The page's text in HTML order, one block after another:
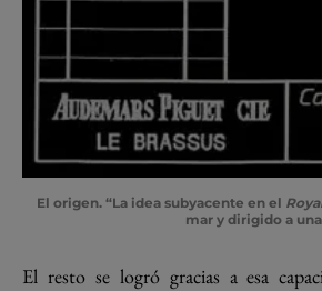
El origen. “La idea subyacente en el
mar y dirigido a
El resto se logró gracias a esa